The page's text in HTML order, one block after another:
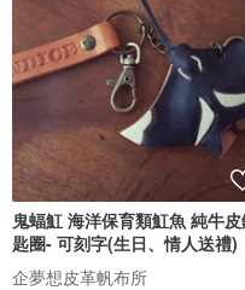
鬼蝠魟 海洋保育類魟魚 純牛
匙圈- 可刻字(生日、情人送禮)
企夢想皮革帆布所